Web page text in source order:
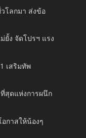
โลกมา ส่งข้อ
ยั้ง จัดโปรฯ แรง
เสริมทัพ
ที่สุดแห่งการผนึก
กาสให้น้องๆ